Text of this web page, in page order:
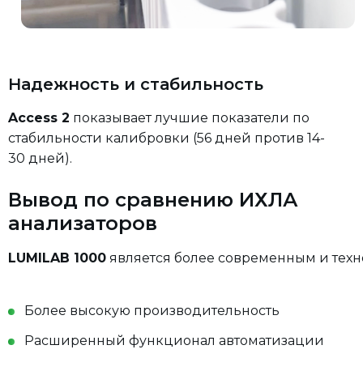
Надежность и стабильность
Access 2 показывает лучшие показатели по
стабильности калибровки (56 дней против 14-
30 дней).
Вывод по сравнению ИХЛА
анализаторов
LUMILAB 1000 является более современным и
Более высокую производительность
Расширенный функционал автоматизации